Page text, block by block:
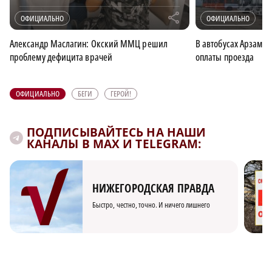
ОФИЦИАЛЬНО r
Александр Маслагин: Окский ММЦ решил
проблему дефицита врачей
ОФИЦИАЛЬНО
В автобусах
оплаты проезда
ОФИЦИАЛЬНО БЕГИ ГЕРОЙ!
ПОДПИСЫВАЙТЕСЬ НА НАШИ
КАНАЛЫ В MAX И TELEGRAM:
НИЖЕГОРОДСКАЯ ПРАВДА
Быстро, честно, точно. И ничего лишнего